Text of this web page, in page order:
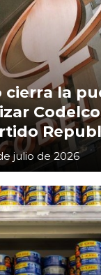
cierra la
julio de 2026